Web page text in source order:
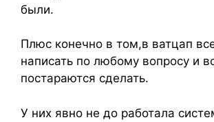
были.
Плюс конечно в том,в ватцап
написать по любому вопросу и
постараются сделать.
У них явно не до работала